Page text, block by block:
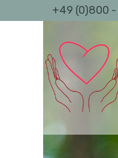
+49 (0)800